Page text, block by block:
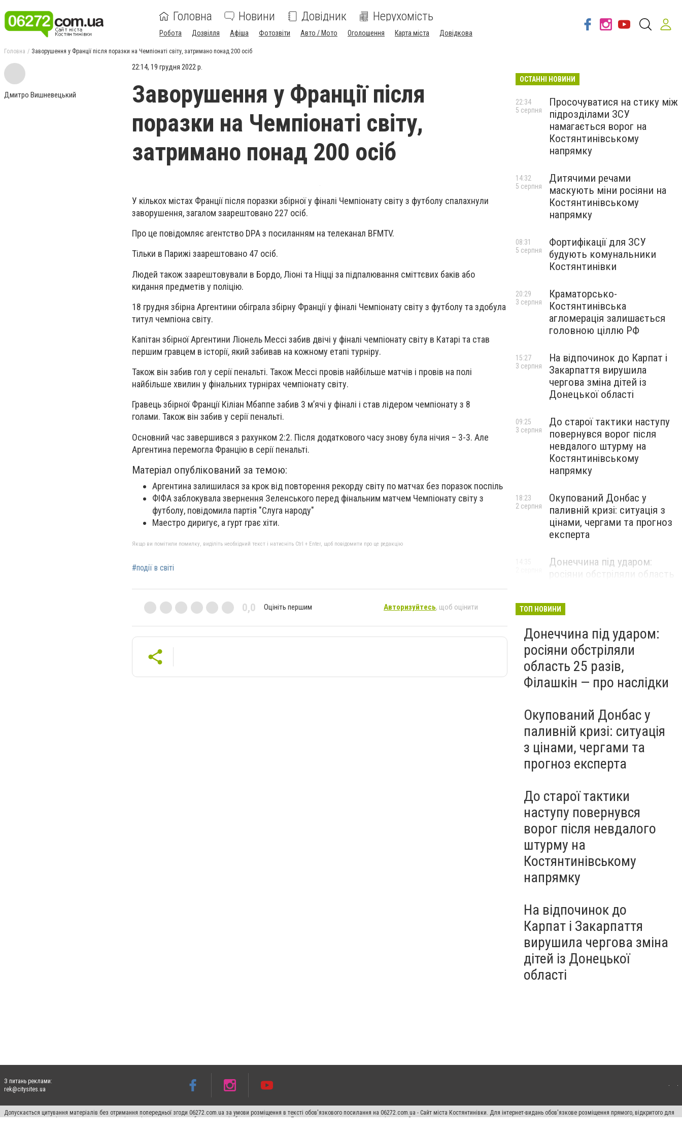
Головна Новини Довідник Нерухомість
Робота Дозвілля Афіша Фотозвіти Авто / Мото Оголошення Карта міста Довідкова
Головна Заворушення у Франції після поразки на Чемпіонаті світу, затримано понад 200 осіб
Дмитро Вишневецький
22:14, 19 грудня 2022 р.
Заворушення у Франції після
поразки на Чемпіонаті світу,
затримано понад 200 осіб
У кількох містах Франції після поразки збірної у фіналі Чемпіонату світу з футболу спалахнули
заворушення, загалом заарештовано 227 осіб.
Про це повідомляє агентство DPA з посиланням на телеканал BFMTV.
Тільки в Парижі заарештовано 47 осіб.
Людей також заарештовували в Бордо, Ліоні та Ніцці за підпалювання сміттєвих баків або
кидання предметів у поліцію.
18 грудня збірна Аргентини обіграла збірну Франції у фіналі Чемпіонату світу з футболу та здобула
титул чемпіона світу.
Капітан збірної Аргентини Ліонель Мессі забив двічі у фіналі чемпіонату світу в Катарі та став
першим гравцем в історії, який забивав на кожному етапі турніру.
Також він забив гол у серії пенальті. Також Мессі провів найбільше матчів і провів на полі
найбільше хвилин у фінальних турнірах чемпіонату світу.
Гравець збірної Франції Кіліан Мбаппе забив 3 м’ячі у фіналі і став лідером чемпіонату з 8
голами. Також він забив у серії пенальті.
Основний час завершився з рахунком 2:2. Після додаткового часу знову була нічия – 3-3. Але
Аргентина перемогла Францію в серії пенальті.
Матеріал опублікований за темою:
Аргентина залишилася за крок від повторення рекорду світу по матчах без поразок поспіль
ФІФА заблокувала звернення Зеленського перед фінальним матчем Чемпіонату світу з
футболу, повідомила партія "Слуга народу"
Маестро диригує, а гурт грає хіти.
Якщо ви помітили помилку, виділіть необхідний текст і натисніть Ctrl + Enter, щоб повідомити про це редакцію
#події в світі
0,0 Оцініть першим Авторизуйтесь, щоб оцінити
ОСТАННІ НОВИНИ
Просочуватися на стику між
підрозділами ЗСУ
намагається ворог на
Костянтинівському
напрямку
22:34
5 серпня
Дитячими речами
маскують міни росіяни на
Костянтинівському
напрямку
14:32
5 серпня
Фортифікації для ЗСУ
будують комунальники
Костянтинівки
08:31
5 серпня
Краматорсько-
Костянтинівська
агломерація залишається
головною ціллю РФ
20:29
3 серпня
На відпочинок до Карпат і
Закарпаття вирушила
чергова зміна дітей із
Донецької області
15:27
3 серпня
До старої тактики наступу
повернувся ворог після
невдалого штурму на
Костянтинівському
напрямку
09:25
3 серпня
Окупований Донбас у
паливній кризі: ситуація з
цінами, чергами та прогноз
експерта
18:23
2 серпня
Донеччина під ударом:
росіяни обстріляли область
ТОП НОВИНИ
Донеччина під ударом:
росіяни обстріляли
область 25 разів,
Філашкін — про наслідки
Окупований Донбас у
паливній кризі: ситуація
з цінами, чергами та
прогноз експерта
До старої тактики
наступу повернувся
ворог після невдалого
штурму на
Костянтинівському
напрямку
На відпочинок до
Карпат і Закарпаття
вирушила чергова зміна
дітей із Донецької
області
З питань реклами:
rek@citysites.ua
Допускається цитування матеріалів без отримання попередньої згоди 06272.com.ua за умови розміщення в тексті обов'язкового посилання на 06272.com.ua - Сайт міста Костянтинівки. Для інтернет-видань обов'язкове розміщення прямого, відкритого для
пошукових систем гіперпосилання на цитовані статті не нижче другого абзацу в тексті або в якості джерела. Порушення виняткових прав переслідується Законом.